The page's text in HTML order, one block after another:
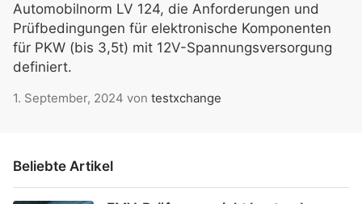
Automobilnorm LV 124, die Anforderungen und
Prüfbedingungen für elektronische Komponenten
für PKW (bis 3,5t) mit 12V-Spannungsversorgung
definiert.
1. September, 2024 von testxchange
Beliebte Artikel